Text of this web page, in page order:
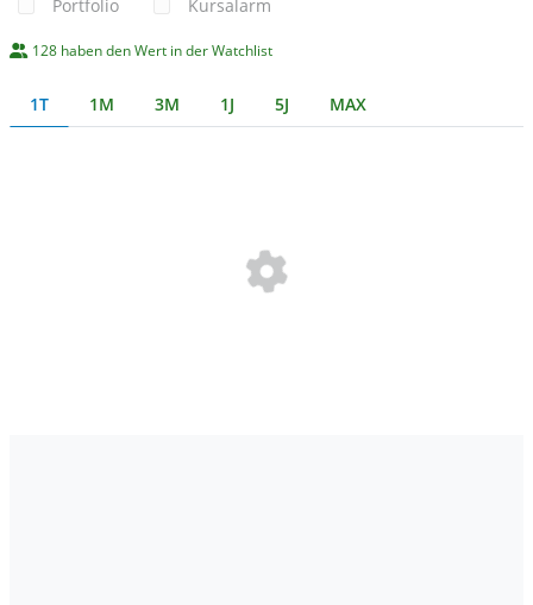
Portfolio
Kursalarm
128 haben den Wert in der Watchlist
1T 1M 3M 1J 5J MAX